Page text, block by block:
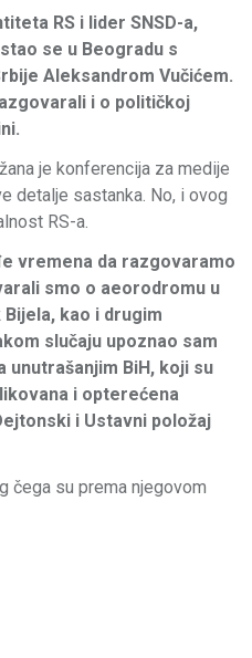
RS i lider SNSD-a,
se u Beogradu s
Aleksandrom Vučićem.
i o političkoj
je konferencija za medije
detalje sastanka. No, i ovog
RS-a.
vremena da razgovaramo
smo o aeorodromu u
kao i drugim
slučaju upoznao sam
unutrašanjim BiH, koji su
i opterećena
i Ustavni položaj
čega su prema njegovom